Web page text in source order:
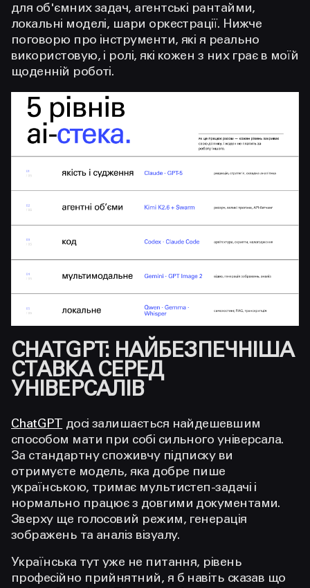
для об'ємних задач, агентські рантайми,
локальні моделі, шари оркестрації. Нижче
поговорю про інструменти, які я реально
використовую, і ролі, які кожен з них грає в моїй
щоденній роботі.
CHATGPT: НАЙБЕЗПЕЧНІША
СТАВКА СЕРЕД
УНІВЕРСАЛІВ
ChatGPT
досі залишається найдешевшим
способом мати при собі сильного універсала.
За стандартну споживчу підписку ви
отримуєте модель, яка добре пише
українською, тримає мультистеп-задачі і
нормально працює з довгими документами.
Зверху ще голосовий режим, генерація
зображень та аналіз візуалу.
Українська тут уже не питання, рівень
професійно прийнятний, я б навіть сказав що